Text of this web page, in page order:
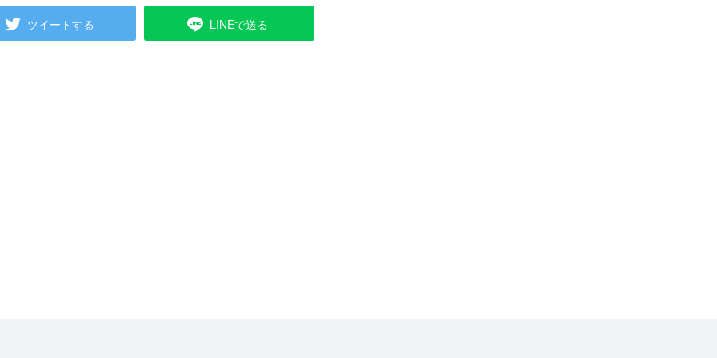
ツイートする LINEで送る